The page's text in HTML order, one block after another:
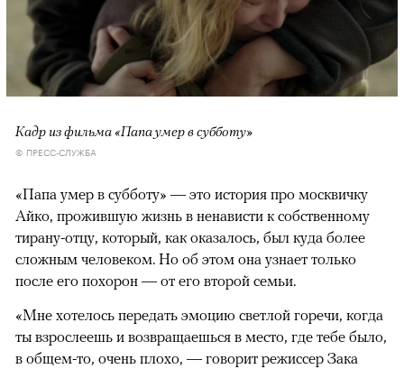
Кадр из фильма «Папа умер в субботу»
© ПРЕСС-СЛУЖБА
«Папа умер в субботу» — это история про москвичку
Айко, прожившую жизнь в ненависти к собственному
тирану-отцу, который, как оказалось, был куда более
сложным человеком. Но об этом она узнает только
после его похорон — от его второй семьи.
«Мне хотелось передать эмоцию светлой горечи, когда
ты взрослеешь и возвращаешься в место, где тебе было,
в общем-то, очень плохо, — говорит режиссер Зака